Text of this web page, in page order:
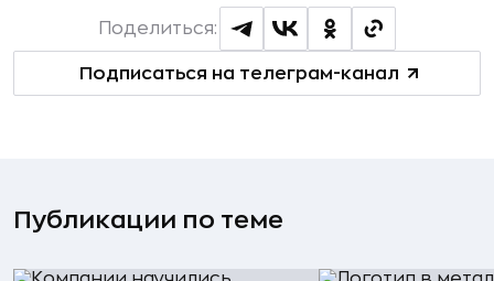
Подписаться на телеграм-канал
Поделиться:
Публикации по теме